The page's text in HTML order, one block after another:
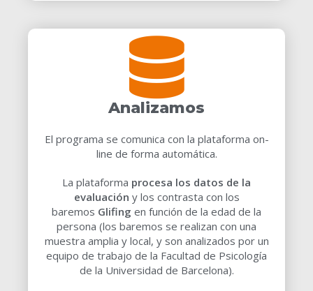
Analizamos
El programa se comunica con la plataforma on-
line de forma automática.
La plataforma procesa los datos de la
evaluación y los contrasta con los
baremos Glifing en función de la edad de la
persona (los baremos se realizan con una
muestra amplia y local, y son analizados por un
equipo de trabajo de la Facultad de Psicología
de la Universidad de Barcelona).